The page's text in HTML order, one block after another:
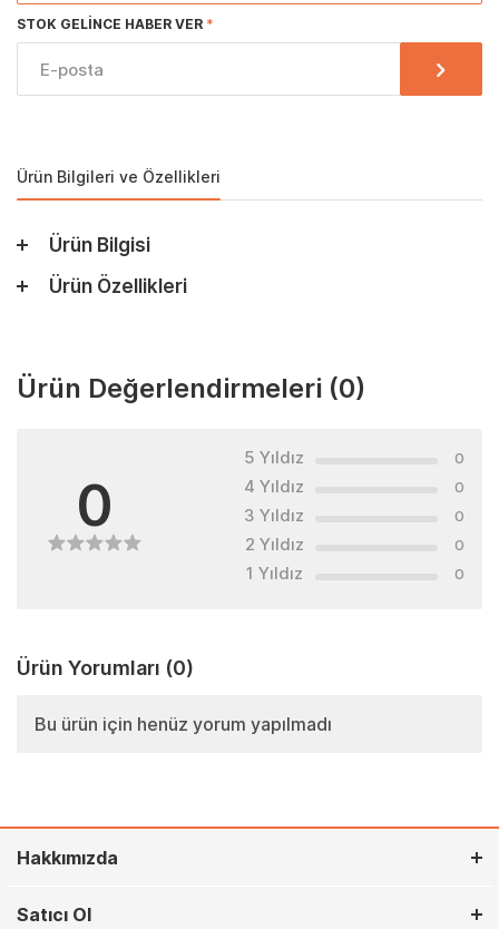
STOK GELINCE HABER VER
Ürün Bilgileri ve Özellikleri
Ürün Bilgisi
Ürün Özellikleri
Ürün Değerlendirmeleri (0)
0
5 Yıldız 0
4 Yıldız 0
3 Yıldız 0
2 Yıldız 0
1 Yıldız 0
Ürün Yorumları (0)
Bu ürün için henüz yorum yapılmadı
Hakkımızda
Satıcı Ol